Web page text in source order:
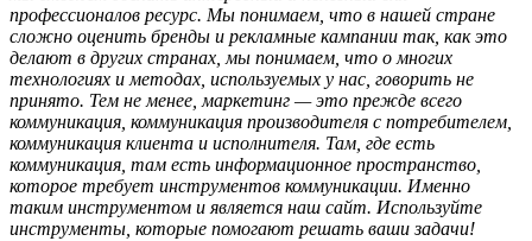
профессионалов ресурс. Мы понимаем, что в нашей стране
сложно оценить бренды и рекламные кампании так, как это
делают в других странах, мы понимаем, что о многих
технологиях и методах, используемых у нас, говорить не
принято. Тем не менее, маркетинг — это прежде всего
коммуникация, коммуникация производителя с потребителем,
коммуникация клиента и исполнителя. Там, где есть
коммуникация, там есть информационное пространство,
которое требует инструментов коммуникации. Именно
таким инструментом и является наш сайт. Используйте
инструменты, которые помогают решать ваши задачи!